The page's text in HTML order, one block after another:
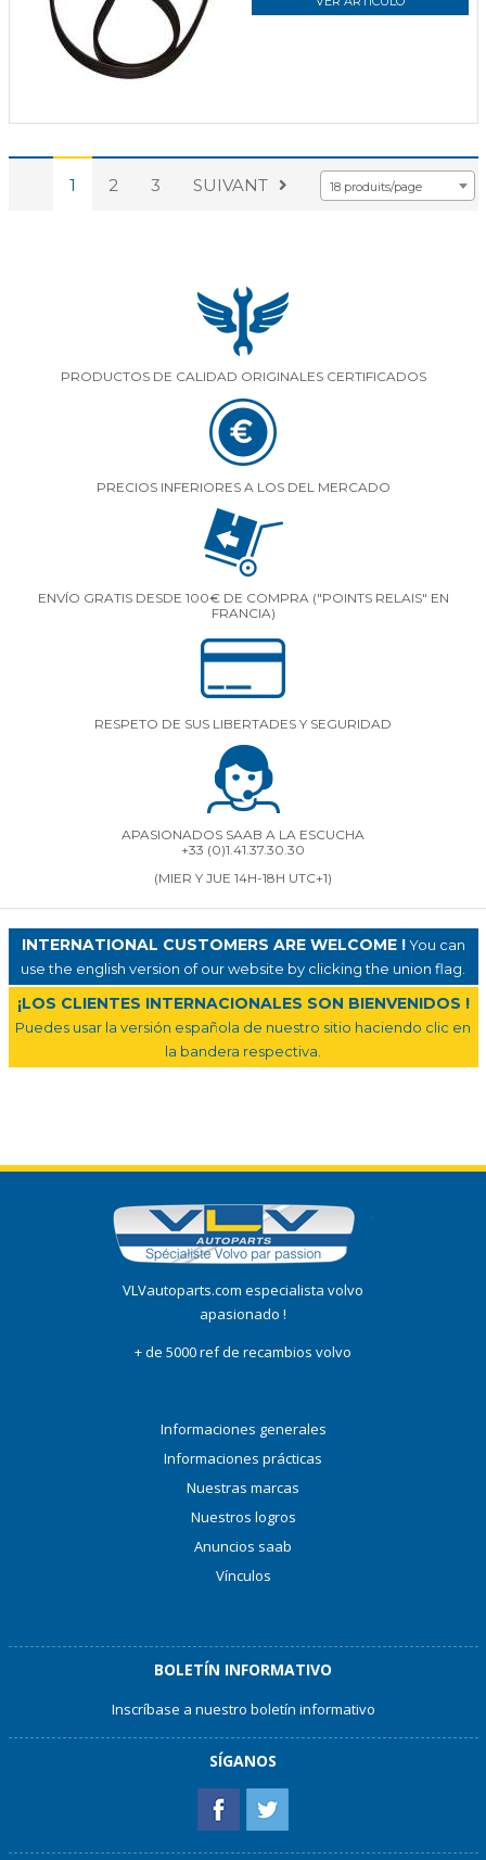
1 2 3 SUIVANT 18 produits/page
PRODUCTOS DE CALIDAD ORIGINALES CERTIFICADOS
PRECIOS INFERIORES A LOS DEL MERCADO
ENVÍO GRATIS DESDE 100€ DE COMPRA ("POINTS RELAIS" EN
FRANCIA)
RESPETO DE SUS LIBERTADES Y SEGURIDAD
APASIONADOS SAAB A LA ESCUCHA
+33 (0)1.41.37.30.30
(MIER Y JUE 14H-18H UTC+1)
INTERNATIONAL CUSTOMERS ARE WELCOME !You can
use the english version of our website by clicking the union flag.
¡LOS CLIENTES INTERNACIONALES SON BIENVENIDOS !
Puedes usar la versión española de nuestro sitio haciendo clic en
la bandera respectiva.
VLVautoparts.com especialista volvo
apasionado !
+ de 5000 ref de recambios volvo
Informaciones generales
Informaciones prácticas
Nuestras marcas
Nuestros logros
Anuncios saab
Vínculos
BOLETÍN INFORMATIVO
Inscríbase a nuestro boletín informativo
SÍGANOS